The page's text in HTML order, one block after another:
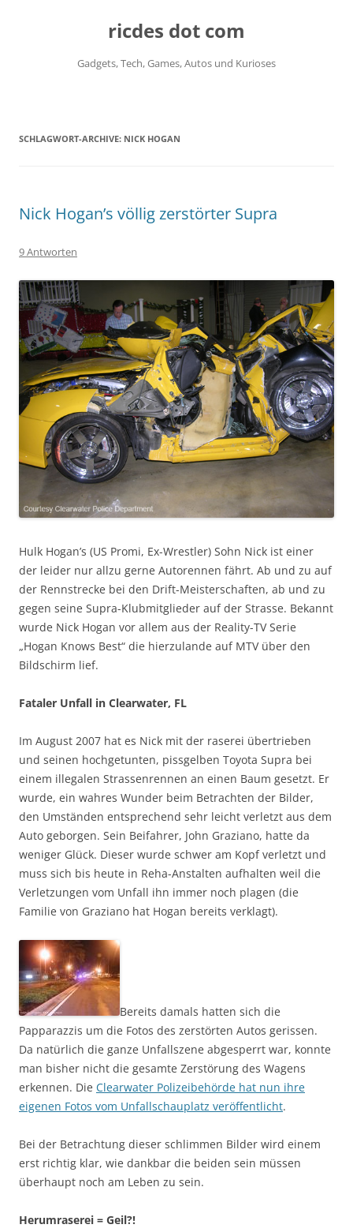
ricdes dot com
Gadgets, Tech, Games, Autos und Kurioses
SCHLAGWORT-ARCHIVE: NICK HOGAN
Nick Hogan’s völlig zerstörter Supra
9 Antworten
Hulk Hogan’s (US Promi, Ex-Wrestler) Sohn Nick ist einer
der leider nur allzu gerne Autorennen fährt. Ab und zu auf
der Rennstrecke bei den Drift-Meisterschaften, ab und zu
gegen seine Supra-Klubmitglieder auf der Strasse. Bekannt
wurde Nick Hogan vor allem aus der Reality-TV Serie
„Hogan Knows Best“ die hierzulande auf MTV über den
Bildschirm lief.
Fataler Unfall in Clearwater, FL
Im August 2007 hat es Nick mit der raserei übertrieben
und seinen hochgetunten, pissgelben Toyota Supra bei
einem illegalen Strassenrennen an einen Baum gesetzt. Er
wurde, ein wahres Wunder beim Betrachten der Bilder,
den Umständen entsprechend sehr leicht verletzt aus dem
Auto geborgen. Sein Beifahrer, John Graziano, hatte da
weniger Glück. Dieser wurde schwer am Kopf verletzt und
muss sich bis heute in Reha-Anstalten aufhalten weil die
Verletzungen vom Unfall ihn immer noch plagen (die
Familie von Graziano hat Hogan bereits verklagt).
Bereits damals hatten sich die
Papparazzis um die Fotos des zerstörten Autos gerissen.
Da natürlich die ganze Unfallszene abgesperrt war, konnte
man bisher nicht die gesamte Zerstörung des Wagens
erkennen. Die Clearwater Polizeibehörde hat nun ihre
eigenen Fotos vom Unfallschauplatz veröffentlicht.
Bei der Betrachtung dieser schlimmen Bilder wird einem
erst richtig klar, wie dankbar die beiden sein müssen
überhaupt noch am Leben zu sein.
Herumraserei = Geil?!